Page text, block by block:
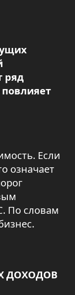
ряд
Если
означает
По словам
ДОХОДОВ